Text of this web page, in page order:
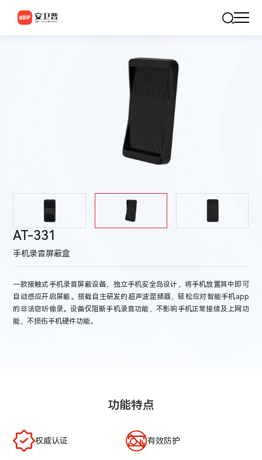
AT-331
手机录音屏蔽盒
一款接触式手机录音屏蔽设备，独立手机安全岛设计，将手机放置其中即可
自动感应开启屏蔽。搭载自主研发的超声波混频器，轻松应对智能手机app
的非法窃听偷录。设备仅阻断手机录音功能，不影响手机正常接续及上网功
能，不损伤手机硬件功能。
功能特点
权威认证 有效防护